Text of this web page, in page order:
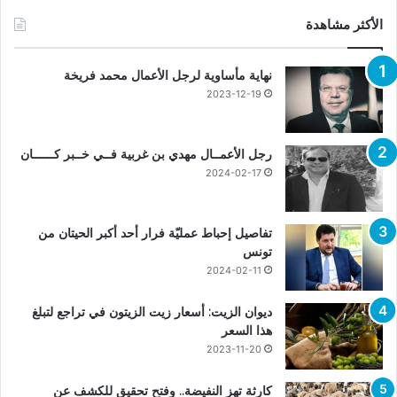
الأكثر مشاهدة
نهاية مأساوية لرجل الأعمال محمد فريخة
2023-12-19
رجل الأعمــال مهدي بن غربية فــي خــبر كــــــان
2024-02-17
تفاصيل إحباط عمليّة فرار أحد أكبر الحيتان من
تونس
2024-02-11
ديوان الزيت: أسعار زيت الزيتون في تراجع لتبلغ
هذا السعر
2023-11-20
كارثة تهز النفيضة.. وفتح تحقيق للكشف عن